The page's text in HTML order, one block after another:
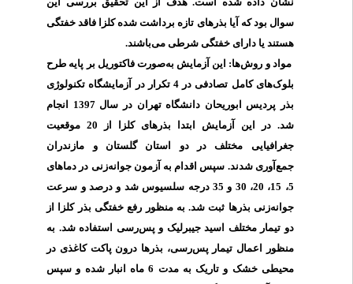
سوال بود که آیا بذرهای تازه برداشت شده کلزا فاقد خفتگی
هستند یا دارای خفتگی شرطی می‌باشند.
مواد و روش‌ها: این آزمایش به‌صورت فاکتوریل بر پایه طرح
بلوک‌های کامل تصادفی در 4 تکرار در آزمایشگاه تکنولوژی
بذر پردیس ابوریحان دانشگاه تهران در سال 1397 انجام
شد. در این آزمایش ابتدا بذرهای کلزا از 20 موقعیت
جغرافیایی مختلف در دو استان گلستان و مازندران
جمع‌آوری شدند. سپس اقدام به آزمونجوانه‌زنیدر دماهای
5، 15، 20، 30 و 35 درجه سلسیوس شد و درصد و سرعت
جوانه‌زنی بذرها ثبت شد. به منظور رفع خفتگی بذر کلزا از
دو تیمار مختلف اسید جیبرلیک و پس‌رسی استفاده شد. به
منظور اعمال تیمار پس‌رسی، بذرها درون پاکت کاغذی در
محیطی خشک و تاریک به مدت 6 ماه انبار شده و سپس